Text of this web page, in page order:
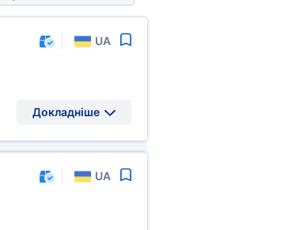
UA
Докладніше
UA